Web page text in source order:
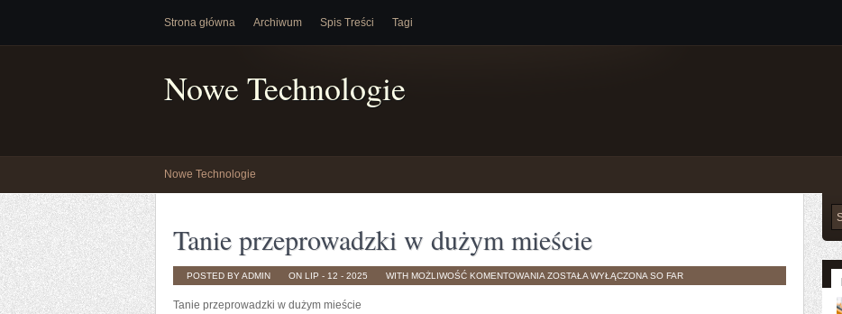
Strona główna Archiwum Spis Treści Tagi
Nowe Technologie
Nowe Technologie
Tanie przeprowadzki w dużym mieście
POSTED BY ADMIN ON LIP - 12 - 2025 WITH MOŻLIWOŚĆ KOMENTOWANIA TANIE
PRZEPROWADZKI
ZOSTAŁA WYŁĄCZONA SO FAR
Tanie przeprowadzki w dużym mieście